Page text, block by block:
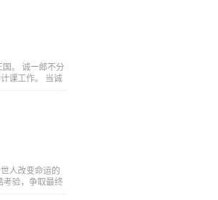
对伙伴的信
最も近い、海
みにキャンプ
プをすること
がら海底キャ
。なんと彼
はのび太たちを
らせが届く。
。 诚一郎不分
课工作。 当诚
水，消除了始终
给人称「冰之
一郎は、 ある
ず働き続け社
ことに。 経理
ぶ栄養剤』。
魔素耐性のな
馴染ませてもら
身をゆだねるこ
人改变命运的
考验，争取最终
命运，找回姐